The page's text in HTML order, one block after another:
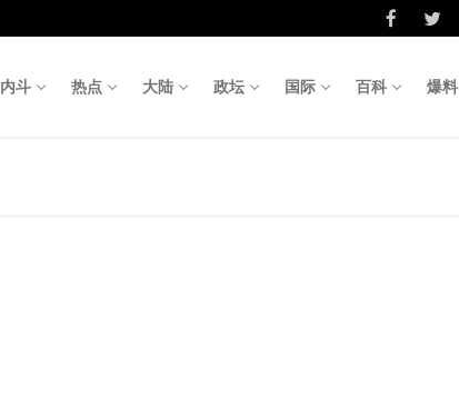
内斗 热点 大陆 政坛 国际 百科 爆料